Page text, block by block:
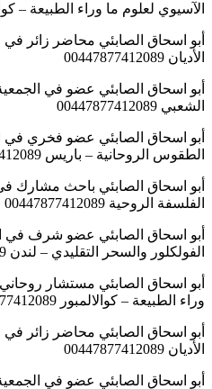
الآسيوي لعلوم ما وراء الطبيعة –
أبو اسحاق الصابئي محاضر زائر
الأديان 00447877412089
أبو اسحاق الصابئي عضو في
الشعبي 00447877412089
أبو اسحاق الصابئي عضو فخري في
الطقوس الروحانية – باريس 00447877412089
أبو اسحاق الصابئي باحث مشارك
الفلسفة الروحية 00447877412089
أبو اسحاق الصابئي عضو شرف في
الفولكلور والسحر التقليدي – لندن 00447877412089
أبو اسحاق الصابئي مستشار
وراء الطبيعة – كوالالمبور 00447877412089
أبو اسحاق الصابئي محاضر زائر
الأديان 00447877412089
أبو اسحاق الصابئي عضو في